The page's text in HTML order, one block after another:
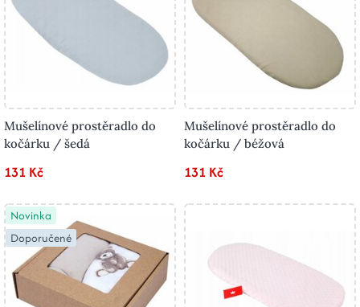
Mušelínové prostěradlo do
kočárku / šedá
131 Kč
Mušelínové prostěradlo do
kočárku / béžová
131 Kč
Novinka
Doporučené